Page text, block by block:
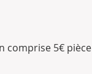
comprise 5€ pièce